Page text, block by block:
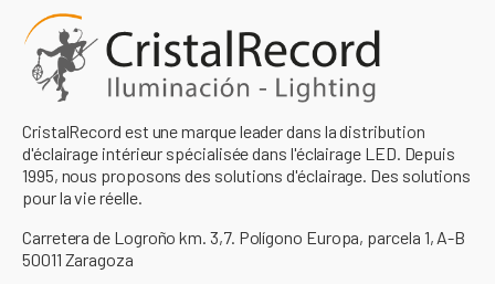
CristalRecord est une marque leader dans la distribution
d'éclairage intérieur spécialisée dans l'éclairage LED. Depuis
1995, nous proposons des solutions d'éclairage. Des solutions
pour la vie réelle.
Carretera de Logroño km. 3,7. Polígono Europa, parcela 1, A-B
50011 Zaragoza